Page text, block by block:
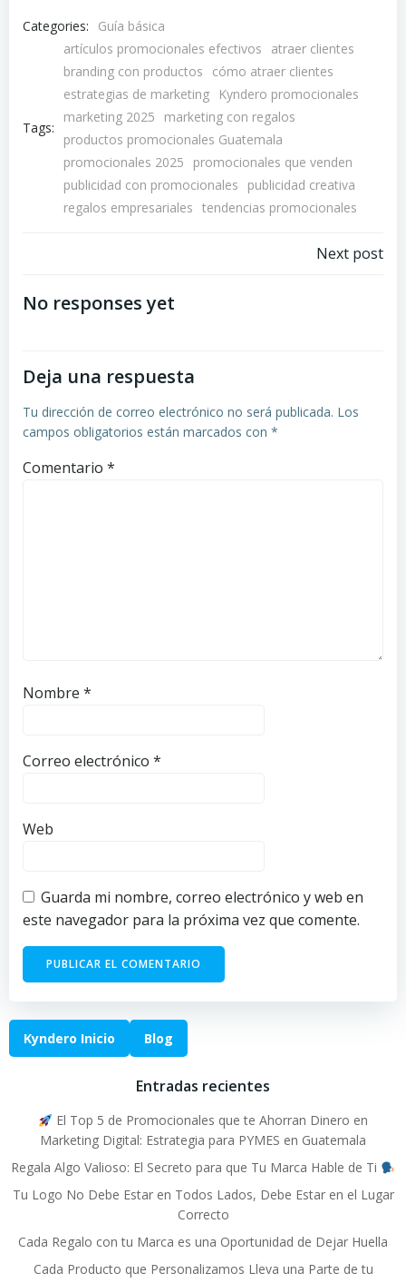
Categories: Guía básica
Tags:
artículos promocionales efectivos
atraer clientes
branding con productos
cómo atraer clientes
estrategias de marketing
Kyndero promocionales
marketing 2025
marketing con regalos
productos promocionales Guatemala
promocionales 2025
promocionales que venden
publicidad con promocionales
publicidad creativa
regalos empresariales tendencias promocionales
Navegación
entradas
Next post
No responses yet
Deja una respuesta
Tu dirección de correo electrónico no será publicada. Los
campos obligatorios están marcados con *
Comentario *
Nombre *
Correo electrónico *
Web
Guarda mi nombre, correo electrónico y web en
este navegador para la próxima vez que comente.
Kyndero Inicio Blog
Entradas recientes
El Top 5 de Promocionales que te Ahorran Dinero en
Marketing Digital: Estrategia para PYMES en Guatemala
Regala Algo Valioso: El Secreto para que Tu Marca Hable de Ti
Tu Logo No Debe Estar en Todos Lados, Debe Estar en el Lugar
Correcto
Cada Regalo con tu Marca es una Oportunidad de Dejar Huella
Cada Producto que Personalizamos Lleva una Parte de tu